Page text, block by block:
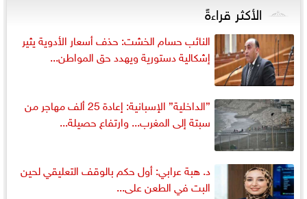
الأكثر قراءةً
النائب حسام الخشت: حذف أسعار الأدوية يثير
إشكالية دستورية ويهدد حق المواطن...
”الداخلية” الإسبانية: إعادة 25 ألف مهاجر من
سبتة إلى المغرب... وارتفاع حصيلة...
د. هبة عرابي: أول حكم بالوقف التعليقي لحين
البت في الطعن على...